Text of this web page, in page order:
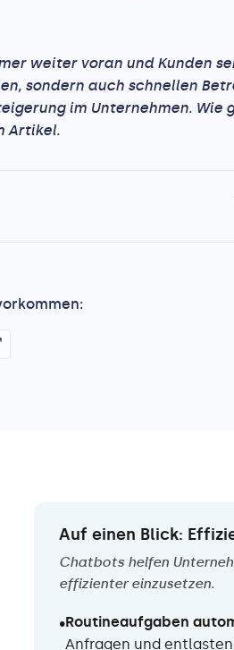
weiter voran und Kunden
sondern auch schnellen
im Unternehmen. Wie
Artikel.
Auf einen Blick:
Chatbots helfen
effizienter einzusetzen.
•Routineaufgaben
Anfragen und